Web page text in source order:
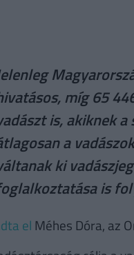
míg 65
is, akiknek
a
ki
is
el Méhes Dóra, az